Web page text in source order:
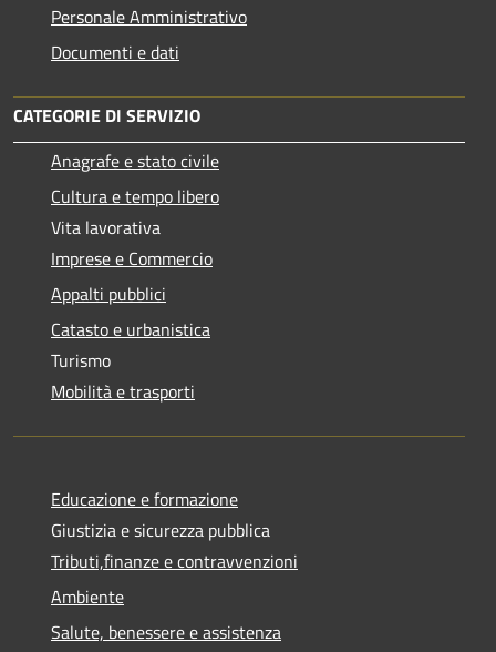
Personale Amministrativo
Documenti e dati
CATEGORIE DI SERVIZIO
Anagrafe e stato civile
Cultura e tempo libero
Vita lavorativa
Imprese e Commercio
Appalti pubblici
Catasto e urbanistica
Turismo
Mobilità e trasporti
Educazione e formazione
Giustizia e sicurezza pubblica
Tributi,finanze e contravvenzioni
Ambiente
Salute, benessere e assistenza